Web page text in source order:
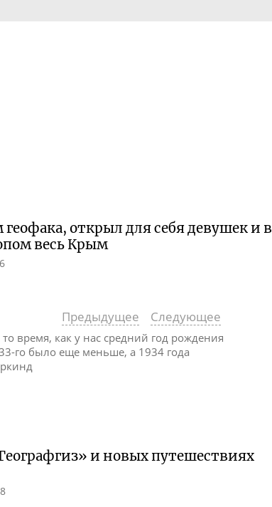
открыл для себя девушек и в
весь Крым
Предыдущее Следующее
время, как у нас средний год рождения
го было еще меньше, а 1934 года
и новых путешествиях